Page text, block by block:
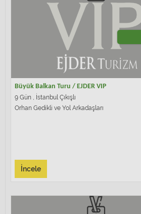
Büyük Balkan Turu / EJDER VIP
9 Gün , İstanbul Çıkışlı
Orhan Gedikli ve Yol Arkadaşları
İncele